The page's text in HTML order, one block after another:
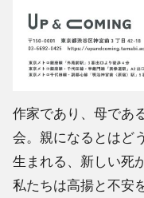
作家であり、母であ
会。親になるとはど
生まれる、新しい死
私たちは高揚と不安